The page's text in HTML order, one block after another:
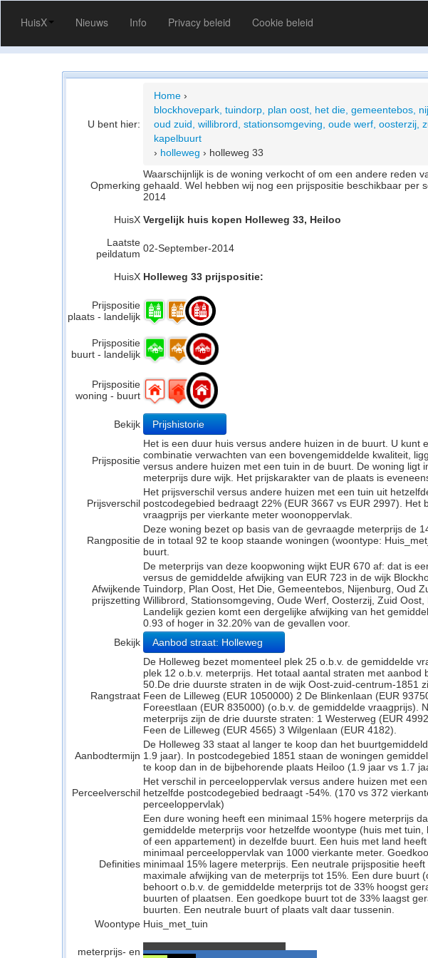
HuisX Nieuws Info Privacy beleid Cookie beleid
U bent hier:
Home ›
blockhovepark, tuindorp, plan oost, het die, gemeentebos,
oud zuid, willibrord, stationsomgeving, oude werf, oosterzij,
kapelbuurt
› holleweg › holleweg 33
Opmerking
Waarschijnlijk is de woning verkocht of om een andere reden
gehaald. Wel hebben wij nog een prijspositie beschikbaar per
2014
HuisX Vergelijk huis kopen Holleweg 33, Heiloo
Laatste
peildatum 02-September-2014
HuisX Holleweg 33 prijspositie:
Prijspositie
plaats - landelijk
Prijspositie
buurt - landelijk
Prijspositie
woning - buurt
Bekijk Prijshistorie
Prijspositie
Het is een duur huis versus andere huizen in de buurt. U kunt
combinatie verwachten van een bovengemiddelde kwaliteit,
versus andere huizen met een tuin in de buurt. De woning ligt
meterprijs dure wijk. Het prijskarakter van de plaats is
Prijsverschil
Het prijsverschil versus andere huizen met een tuin uit
postcodegebied bedraagt 22% (EUR 3667 vs EUR 2997). Het
vraagprijs per vierkante meter woonoppervlak.
Rangpositie
Deze woning bezet op basis van de gevraagde meterprijs de
de in totaal 92 te koop staande woningen (woontype:
buurt.
Afwijkende
prijszetting
De meterprijs van deze koopwoning wijkt EUR 670 af: dat is
versus de gemiddelde afwijking van EUR 723 in de wijk
Tuindorp, Plan Oost, Het Die, Gemeentebos, Nijenburg, Oud
Willibrord, Stationsomgeving, Oude Werf, Oosterzij, Zuid Oost,
Landelijk gezien komt een dergelijke afwijking van het
0.93 of hoger in 32.20% van de gevallen voor.
Bekijk
Aanbod straat: Holleweg
Rangstraat
De Holleweg bezet momenteel plek 25 o.b.v. de gemiddelde
plek 12 o.b.v. meterprijs. Het totaal aantal straten met aanbod
50.De drie duurste straten in de wijk Oost-zuid-centrum-1851
Feen de Lilleweg (EUR 1050000) 2 De Blinkenlaan (EUR
Foreestlaan (EUR 835000) (o.b.v. de gemiddelde vraagprijs).
meterprijs zijn de drie duurste straten: 1 Westerweg (EUR
Feen de Lilleweg (EUR 4565) 3 Wilgenlaan (EUR 4182).
Aanbodtermijn
De Holleweg 33 staat al langer te koop dan het
1.9 jaar). In postcodegebied 1851 staan de woningen
te koop dan in de bijbehorende plaats Heiloo (1.9 jaar vs 1.7
Perceelverschil
Het verschil in perceeloppervlak versus andere huizen met
hetzelfde postcodegebied bedraagt -54%. (170 vs 372
perceeloppervlak)
Definities
Een dure woning heeft een minimaal 15% hogere meterprijs
gemiddelde meterprijs voor hetzelfde woontype (huis met tuin,
of een appartement) in dezelfde buurt. Een huis met land
minimaal perceeloppervlak van 1000 vierkante meter.
minimaal 15% lagere meterprijs. Een neutrale prijspositie heeft
maximale afwijking van de meterprijs tot 15%. Een dure buurt
behoort o.b.v. de gemiddelde meterprijs tot de 33% hoogst
buurten of plaatsen. Een goedkope buurt tot de 33% laagst
buurten. Een neutrale buurt of plaats valt daar tussenin.
Woontype Huis_met_tuin
meterprijs- en